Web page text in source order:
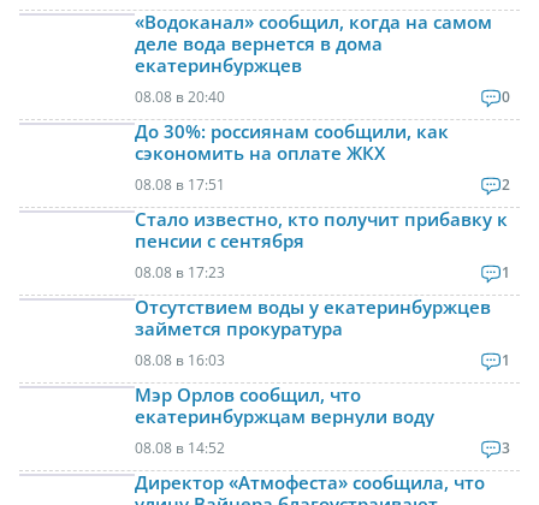
«Водоканал» сообщил, когда на самом
деле вода вернется в дома
екатеринбуржцев
08.08 в 20:40 0
До 30%: россиянам сообщили, как
сэкономить на оплате ЖКХ
08.08 в 17:51 2
Стало известно, кто получит прибавку к
пенсии с сентября
08.08 в 17:23 1
Отсутствием воды у екатеринбуржцев
займется прокуратура
08.08 в 16:03 1
Мэр Орлов сообщил, что
екатеринбуржцам вернули воду
08.08 в 14:52 3
Директор «Атмофеста» сообщила, что